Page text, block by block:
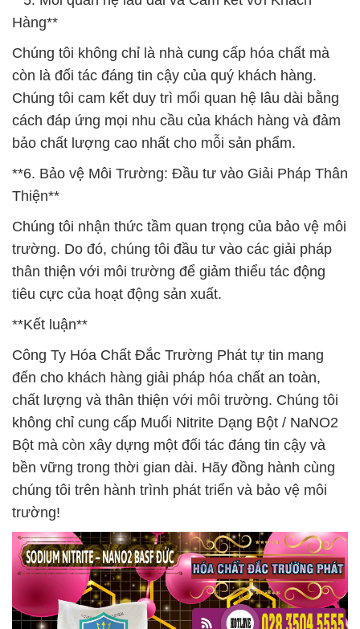
Hàng**
Chúng tôi không chỉ là nhà cung cấp hóa chất mà
còn là đối tác đáng tin cậy của quý khách hàng.
Chúng tôi cam kết duy trì mối quan hệ lâu dài bằng
cách đáp ứng mọi nhu cầu của khách hàng và đảm
bảo chất lượng cao nhất cho mỗi sản phẩm.
**6. Bảo vệ Môi Trường: Đầu tư vào Giải Pháp Thân
Thiện**
Chúng tôi nhận thức tầm quan trọng của bảo vệ môi
trường. Do đó, chúng tôi đầu tư vào các giải pháp
thân thiện với môi trường để giảm thiểu tác động
tiêu cực của hoạt động sản xuất.
**Kết luận**
Công Ty Hóa Chất Đắc Trường Phát tự tin mang
đến cho khách hàng giải pháp hóa chất an toàn,
chất lượng và thân thiện với môi trường. Chúng tôi
không chỉ cung cấp Muối Nitrite Dạng Bột / NaNO2
Bột mà còn xây dựng một đối tác đáng tin cậy và
bền vững trong thời gian dài. Hãy đồng hành cùng
chúng tôi trên hành trình phát triển và bảo vệ môi
trường!